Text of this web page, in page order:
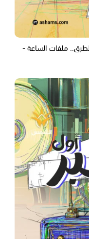
ملفات الساعة -